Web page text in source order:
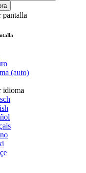
pantalla
(auto)
idioma